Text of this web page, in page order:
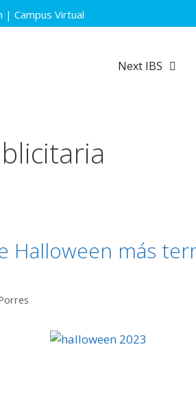
| Campus Virtual
Next IBS
Halloween más